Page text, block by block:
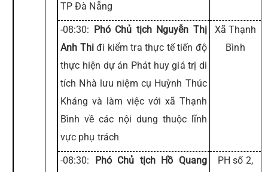
TP Đà Nẵng
-08:30: Phó Chủ tịch Nguyễn Thị
Anh Thiđi kiểm tra thực tế tiến độ
thực hiện dự án Phát huy giá trị di
tích Nhà lưu niệm cụ Huỳnh Thúc
Kháng và làm việc với xã Thạnh
Bình về các nội dung thuộc lĩnh
vực phụ trách
Xã Thạnh
Bình
-08:30: Phó Chủ tịch Hồ Quang
PH số 2,